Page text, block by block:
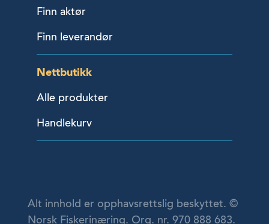
Finn aktør
Finn leverandør
Nettbutikk
Alle produkter
Handlekurv
Alt innhold er opphavsrettslig beskyttet. ©
Norsk Fiskerinæring. Org. nr. 970 888 683.